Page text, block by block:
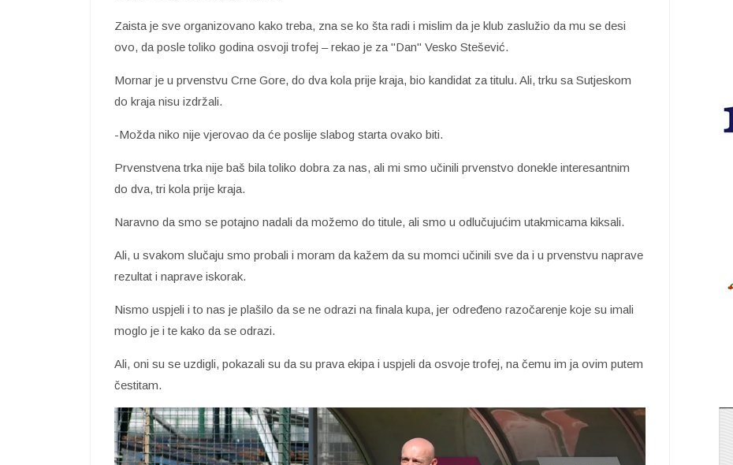
Zaista je sve organizovano kako treba, zna se ko šta radi i mislim da je klub zaslužio da mu se desi
ovo, da posle toliko godina osvoji trofej – rekao je za "Dan" Vesko Stešević.
Mornar je u prvenstvu Crne Gore, do dva kola prije kraja, bio kandidat za titulu. Ali, trku sa Sutjeskom
do kraja nisu izdržali.
-Možda niko nije vjerovao da će poslije slabog starta ovako biti.
Prvenstvena trka nije baš bila toliko dobra za nas, ali mi smo učinili prvenstvo donekle interesantnim
do dva, tri kola prije kraja.
Naravno da smo se potajno nadali da možemo do titule, ali smo u odlučujućim utakmicama kiksali.
Ali, u svakom slučaju smo probali i moram da kažem da su momci učinili sve da i u prvenstvu naprave
rezultat i naprave iskorak.
Nismo uspjeli i to nas je plašilo da se ne odrazi na finala kupa, jer određeno razočarenje koje su imali
moglo je i te kako da se odrazi.
Ali, oni su se uzdigli, pokazali su da su prava ekipa i uspjeli da osvoje trofej, na čemu im ja ovim putem
čestitam.